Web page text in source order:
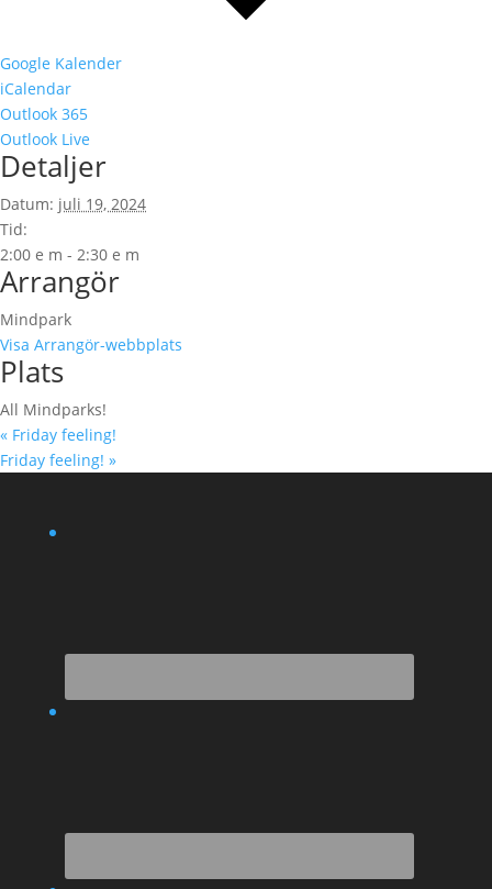
Google Kalender
iCalendar
Outlook 365
Outlook Live
Detaljer
Datum: juli 19, 2024
Tid:
2:00 e m - 2:30 e m
Arrangör
Mindpark
Visa Arrangör-webbplats
Plats
All Mindparks!
« Friday feeling!
Friday feeling! »